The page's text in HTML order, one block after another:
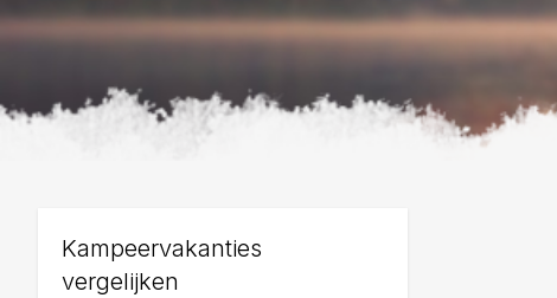
Kampeervakanties
vergelijken